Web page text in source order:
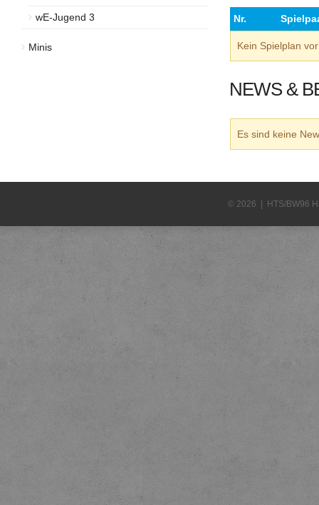
wE-Jugend 3
Minis
Nr.
Kein Spielplan
NEWS &
Es sind keine
© 2026 | HTS/BW96